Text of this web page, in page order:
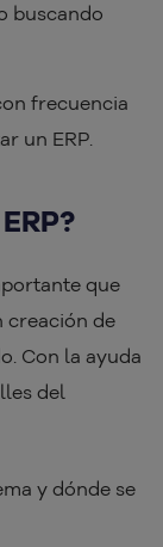
buscando
frecuencia
un ERP.
que
creación de
Con la ayuda
del
y dónde se